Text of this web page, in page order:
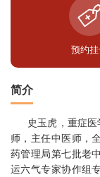
预约
简介
史玉虎，重症医
师，主任中医师，
药管理局第七批老
运六气专家协作组